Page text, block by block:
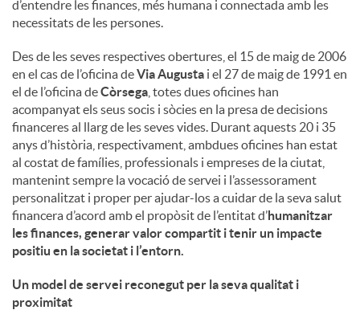
g
u
t
s
d’entendre les finances, més humana i connectada amb les
necessitats de les persones.
Des de les seves respectives obertures, el 15 de maig de 2006
en el cas de l’oficina deVia Augusta i el 27 de maig de 1991 en
el de l’oficina deCòrsega , totes dues oficines han
acompanyat els seus socis i sòcies en la presa de decisions
financeres al llarg de les seves vides. Durant aquests 20 i 35
anys d’història, respectivament, ambdues oficines han estat
al costat de famílies, professionals i empreses de la ciutat,
mantenint sempre la vocació de servei i l’assessorament
personalitzat i proper per ajudar-los a cuidar de la seva salut
financera d’acord amb el propòsit de l’entitat d’humanitzar
les finances, generar valor compartit i tenir un impacte
positiu en la societat i l’entorn.
Un model de servei reconegut per la seva qualitat i
proximitat